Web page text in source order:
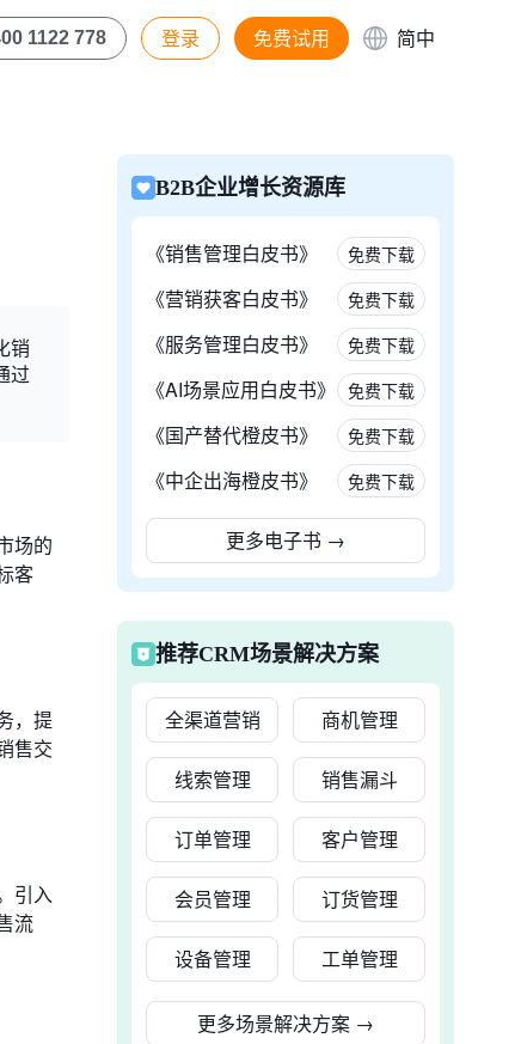
1122 778 登录 免费试用 简中
销
过
场的
客
，提
售交
引入
流
B2B企业增长资源库
《销售管理白皮书》 免费下载
《营销获客白皮书》 免费下载
《服务管理白皮书》 免费下载
《AI场景应用白皮书》 免费下载
《国产替代橙皮书》 免费下载
《中企出海橙皮书》 免费下载
更多电子书 →
推荐CRM场景解决方案
全渠道营销 商机管理
线索管理 销售漏斗
订单管理 客户管理
会员管理 订货管理
设备管理 工单管理
更多场景解决方案 →